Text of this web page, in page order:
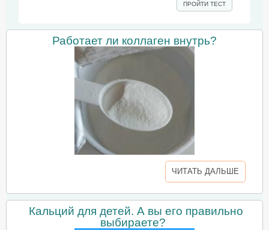
ПРОЙТИ ТЕСТ
Работает ли коллаген внутрь?
ЧИТАТЬ ДАЛЬШЕ
Кальций для детей. А вы его правильно
выбираете?